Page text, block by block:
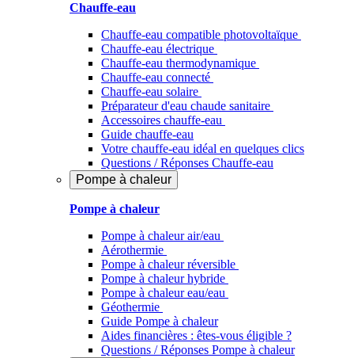
Chauffe-eau
Chauffe-eau compatible photovoltaïque
Chauffe-eau électrique
Chauffe-eau thermodynamique
Chauffe-eau connecté
Chauffe-eau solaire
Préparateur d'eau chaude sanitaire
Accessoires chauffe-eau
Guide chauffe-eau
Votre chauffe-eau idéal en quelques clics
Questions / Réponses Chauffe-eau
Pompe à chaleur
Pompe à chaleur
Pompe à chaleur air/eau
Aérothermie
Pompe à chaleur réversible
Pompe à chaleur hybride
Pompe à chaleur​ eau/eau
Géothermie
Guide Pompe à chaleur
Aides financières : êtes-vous éligible ?
Questions / Réponses Pompe à chaleur